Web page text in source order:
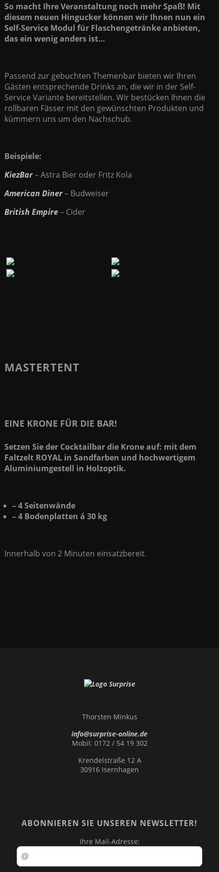
So macht Ihre Veranstaltung noch mehr Spaß! Mit
diesem neuen Hingucker können wir Ihnen nun ein
Self-Service Modul für Flaschengetränke anbieten,
das ein wenig anders ist…
Passend zur gebuchten Themenbar bieten wir Ihren
Gästen entsprechende Drinks an, die wir in der Self-
Service Variante bereitstellen. Wir bestücken Ihnen die
rollbaren Fässer mit den gewünschten Produkten und
kümmern uns um den Nachschub.
Beispiele:
KiezBar– Astra Bier oder Fritz Kola
American Diner– Budweiser
British Empire– Cider
MASTERTENT
EINE KRONE FÜR DIE BAR!
Setzen Sie der Cocktailbar die Krone auf: mit dem
Faltzelt ROYAL in Sandfarben und hochwertigem
Aluminiumgestell in Holzoptik.
– 4 Seitenwände
– 4 Bodenplatten á 30 kg
Innerhalb von 2 Minuten einsatzbereit.
Thorsten Minkus
info@surprise-online.de
Mobil: 0172 / 54 19 302
Krendelstraße 12 A
30916 Isernhagen
ABONNIEREN SIE UNSEREN NEWSLETTER!
Ihre Mail-Adresse: